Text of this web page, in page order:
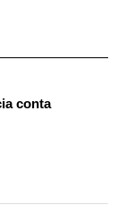
Projection»,
nella sua
viene
che non
infatti, Google,
mappe (che in
il suo codice:
conta